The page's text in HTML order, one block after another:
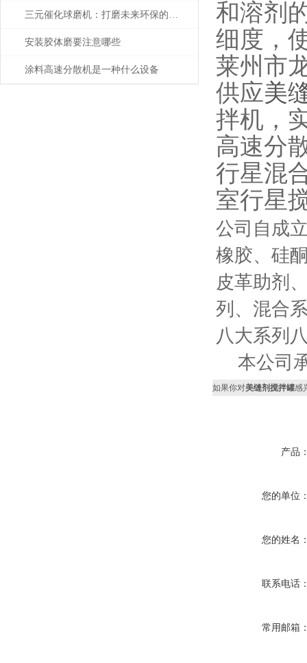
三元催化球磨机：打磨未来环保的高效利器
安装胶体磨要注意哪些
涂料高速分散机是一种什么设备
和溶剂
细度，
莱州市
供应美
拌机，
高速分
行星混
室行星
公司自成
橡胶、硅
皮革助剂
列、混合
八大系列
本公司
如果你对美缝剂搅拌罐感
产品
您的单位
您的姓名
联系电话
常用邮箱